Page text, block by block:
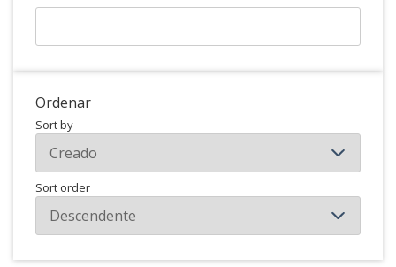
Ordenar
Sort by
Sort order